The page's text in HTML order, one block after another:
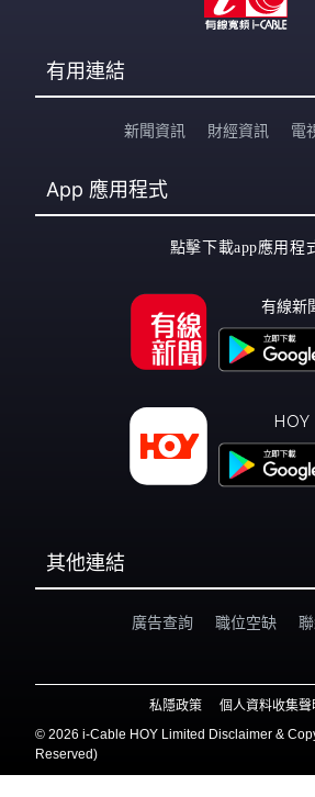
有用連結
新聞資訊 財經資訊 電
App 應用程式
點擊下載app應用程
有線新
HOY
其他連結
廣告查詢 職位空缺
私隱政策
個人資料收集聲
© 2026 i-Cable HOY Limited Disclaimer &
Reserved)